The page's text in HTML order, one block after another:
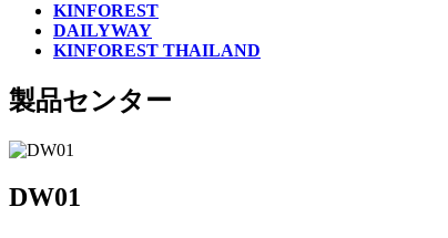
KINFOREST
DAILYWAY
KINFOREST THAILAND
製品センター
DW01